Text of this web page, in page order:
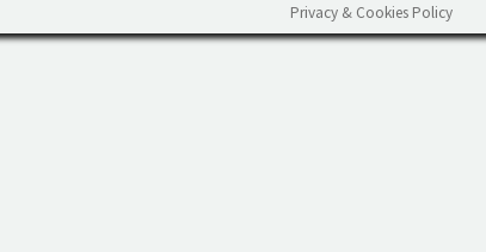
Privacy & Cookies Policy